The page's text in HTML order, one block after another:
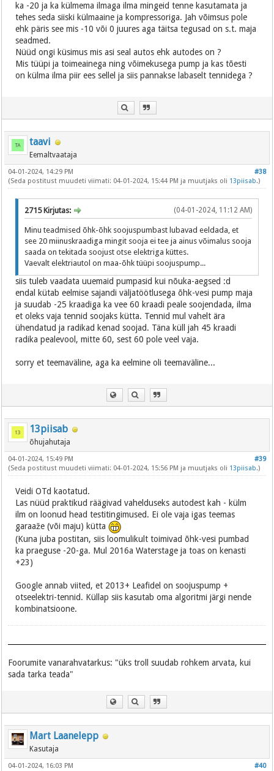
ka -20 ja ka külmema ilmaga ilma mingeid tenne kasutamata ja
tehes seda siiski külmaaine ja kompressoriga. Jah võimsus pole
ehk päris see mis -10 või 0 juures aga täitsa tegusad on s.t. maja
seadmed.
Nüüd ongi küsimus mis asi seal autos ehk autodes on ?
Mis tüüpi ja toimeainega ning võimekusega pump ja kas tõesti
on külma ilma piir ees sellel ja siis pannakse labaselt tennidega ?
taavi
Eemaltvaataja
#38
04-01-2024, 14:29 PM
(Seda postitust muudeti viimati: 04-01-2024, 15:44 PM ja muutjaks oli 13piisab.)
(04-01-2024, 11:12 AM)
2715 Kirjutas:
Minu teadmised õhk-õhk soojuspumbast lubavad eeldada, et
see 20 miinuskraadiga mingit sooja ei tee ja ainus võimalus sooja
saada on tekitada soojust otse elektriga küttes.
Vaevalt elektriautol on maa-õhk tüüpi soojuspump...
siis tuleb vaadata uuemaid pumpasid kui nõuka-aegsed :d
endal kütab eelmise sajandi väljatöötlusega õhk-vesi pump maja
ja suudab -25 kraadiga ka vee 60 kraadi peale soojendada, ilma
et oleks vaja tennid soojaks kütta. Tennid mul vahelt ära
ühendatud ja radikad kenad soojad. Täna küll jah 45 kraadi
radika pealevool, mitte 60, sest 60 pole veel vaja.
sorry et teemaväline, aga ka eelmine oli teemaväline...
13piisab
õhujahutaja
#39
04-01-2024, 15:49 PM
(Seda postitust muudeti viimati: 04-01-2024, 15:56 PM ja muutjaks oli 13piisab.)
Veidi OTd kaotatud.
Las nüüd praktikud räägivad vahelduseks autodest kah - külm
ilm on loonud head testitingimused. Ei ole vaja igas teemas
garaaže (või maju) kütta
(Kuna juba postitan, siis loomulikult toimivad õhk-vesi pumbad
ka praeguse -20-ga. Mul 2016a Waterstage ja toas on kenasti
+23)
Google annab viited, et 2013+ Leafidel on soojuspump +
otseelektri-tennid. Küllap siis kasutab oma algoritmi järgi nende
kombinatsioone.
Foorumite vanarahvatarkus: "üks troll suudab rohkem arvata, kui
sada tarka teada"
Mart Laanelepp
Kasutaja
#40
04-01-2024, 16:03 PM